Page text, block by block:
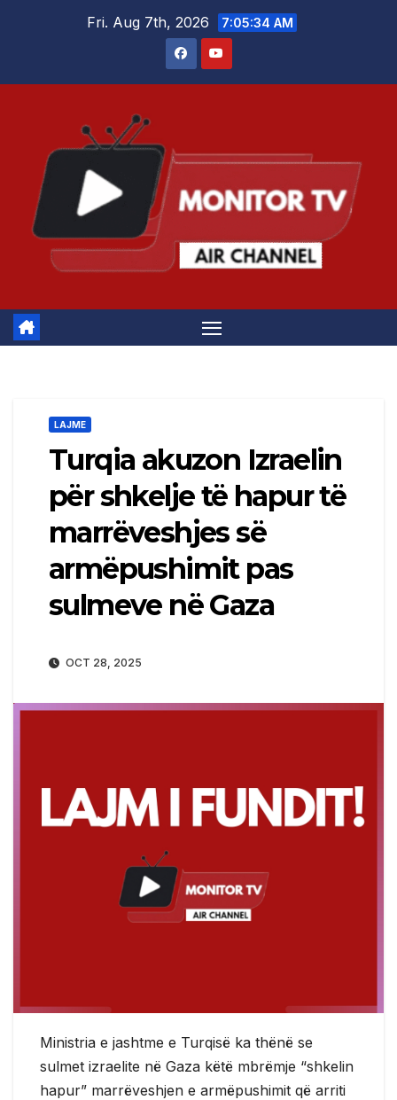
Fri. Aug 7th, 2026 7:05:35 AM
LAJME
Turqia akuzon Izraelin
për shkelje të hapur të
marrëveshjes së
armëpushimit pas
sulmeve në Gaza
OCT 28, 2025
Ministria e jashtme e Turqisë ka thënë se
sulmet izraelite në Gaza këtë mbrëmje “shkelin
hapur” marrëveshjen e armëpushimit që arriti